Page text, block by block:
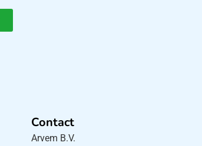
Contact
Arvem B.V.